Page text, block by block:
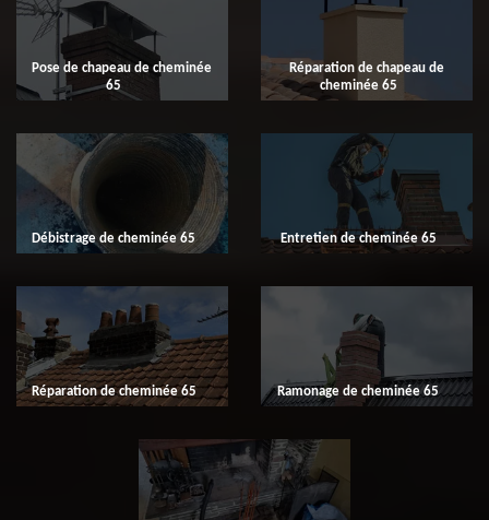
Pose de chapeau de cheminée
65
Réparation de chapeau de
cheminée 65
Débistrage de cheminée 65 Entretien de cheminée 65
Réparation de cheminée 65 Ramonage de cheminée 65